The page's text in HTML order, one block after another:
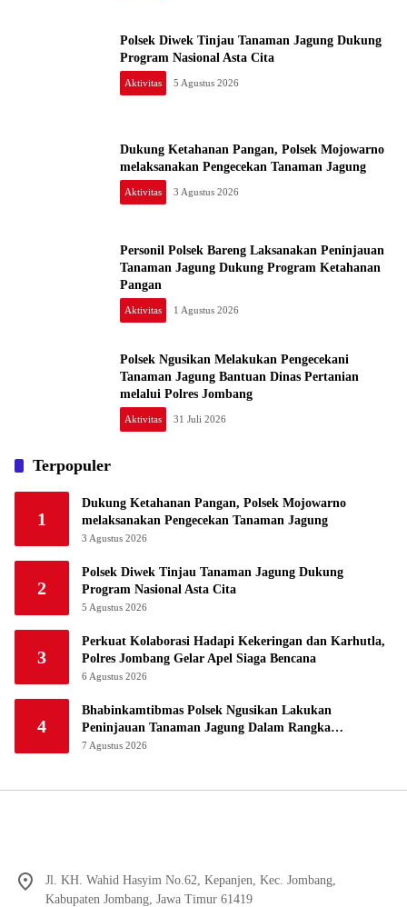
Polsek Diwek Tinjau Tanaman Jagung Dukung
Program Nasional Asta Cita
Aktivitas 5 Agustus 2026
Dukung Ketahanan Pangan, Polsek Mojowarno
melaksanakan Pengecekan Tanaman Jagung
Aktivitas 3 Agustus 2026
Personil Polsek Bareng Laksanakan Peninjauan
Tanaman Jagung Dukung Program Ketahanan
Pangan
Aktivitas 1 Agustus 2026
Polsek Ngusikan Melakukan Pengecekani
Tanaman Jagung Bantuan Dinas Pertanian
melalui Polres Jombang
Aktivitas 31 Juli 2026
Terpopuler
1
Dukung Ketahanan Pangan, Polsek Mojowarno
melaksanakan Pengecekan Tanaman Jagung
3 Agustus 2026
2
Polsek Diwek Tinjau Tanaman Jagung Dukung
Program Nasional Asta Cita
5 Agustus 2026
3
Perkuat Kolaborasi Hadapi Kekeringan dan Karhutla,
Polres Jombang Gelar Apel Siaga Bencana
6 Agustus 2026
4
Bhabinkamtibmas Polsek Ngusikan Lakukan
Peninjauan Tanaman Jagung Dalam Rangka
Mendukung Ketahanan Pangan
7 Agustus 2026
Jl. KH. Wahid Hasyim No.62, Kepanjen, Kec. Jombang,
Kabupaten Jombang, Jawa Timur 61419